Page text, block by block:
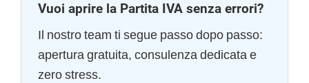
Vuoi aprire la Partita IVA senza errori?
Il nostro team ti segue passo dopo passo:
apertura gratuita, consulenza dedicata e
zero stress.